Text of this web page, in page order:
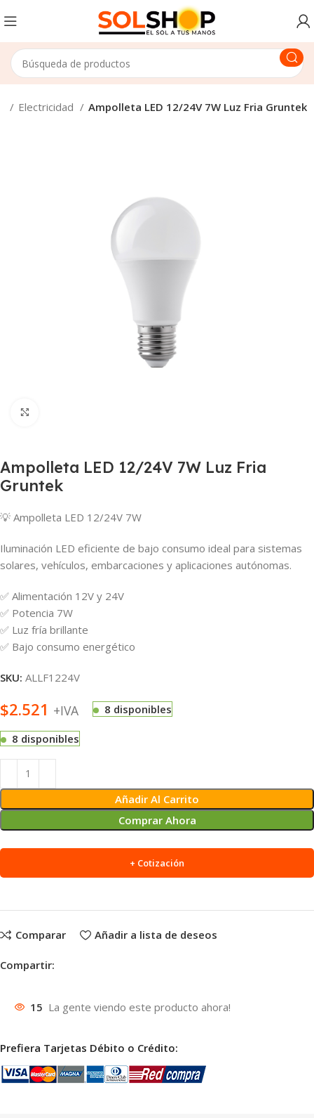
Electricidad Ampolleta LED 12/24V 7W Luz Fria Gruntek
Ampolleta LED 12/24V 7W Luz Fria
Gruntek
💡 Ampolleta LED 12/24V 7W
Iluminación LED eficiente de bajo consumo ideal para sistemas
solares, vehículos, embarcaciones y aplicaciones autónomas.
✅ Alimentación 12V y 24V
✅ Potencia 7W
✅ Luz fría brillante
✅ Bajo consumo energético
SKU:ALLF1224V
$2.521 +IVA 8 disponibles
8 disponibles
Añadir Al Carrito
Comprar Ahora
Alternative:
+ Cotización
Comparar Añadir a lista de deseos
Compartir:
15 La gente viendo este producto ahora!
Prefiera Tarjetas Débito o Crédito: